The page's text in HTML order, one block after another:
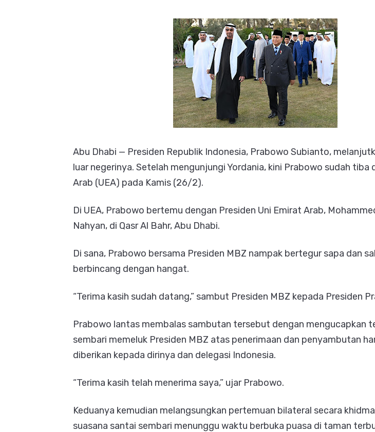
Abu Dhabi — Presiden Republik Indonesia, Prabowo Subianto,
luar negerinya. Setelah mengunjungi Yordania, kini Prabowo sudah tiba
Arab (UEA) pada Kamis (26/2).
Di UEA, Prabowo bertemu dengan Presiden Uni Emirat Arab,
Nahyan, di Qasr Al Bahr, Abu Dhabi.
Di sana, Prabowo bersama Presiden MBZ nampak bertegur sapa dan
berbincang dengan hangat.
“Terima kasih sudah datang,” sambut Presiden MBZ kepada Presiden
Prabowo lantas membalas sambutan tersebut dengan mengucapkan
sembari memeluk Presiden MBZ atas penerimaan dan penyambutan
diberikan kepada dirinya dan delegasi Indonesia.
“Terima kasih telah menerima saya,” ujar Prabowo.
Keduanya kemudian melangsungkan pertemuan bilateral secara
suasana santai sembari menunggu waktu berbuka puasa di taman